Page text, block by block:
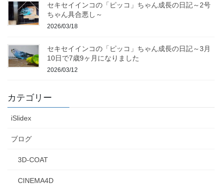
セキセイインコの「ピッコ」ちゃん成長の日記～2号
ちゃん具合悪し～
2026/03/18
セキセイインコの「ピッコ」ちゃん成長の日記～3月
10日で7歳9ヶ月になりました
2026/03/12
カテゴリー
iSlidex
ブログ
3D-COAT
CINEMA4D